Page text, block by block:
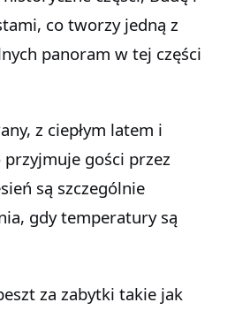
co tworzy jedną z
panoram w tej części
z ciepłym latem i
przyjmuje gości przez
są szczególnie
gdy temperatury są
za zabytki takie jak